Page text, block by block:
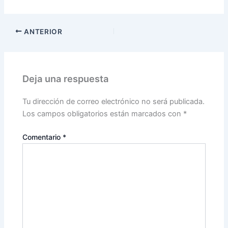
ANTERIOR
Deja una respuesta
Tu dirección de correo electrónico no será publicada.
Los campos obligatorios están marcados con *
Comentario *